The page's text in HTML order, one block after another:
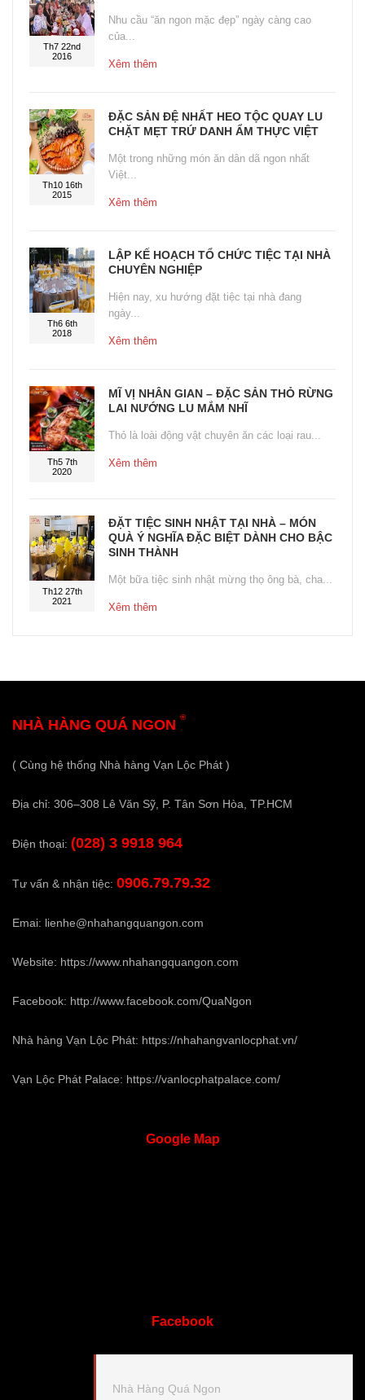
Th7 22nd
2016
Nhu cầu “ăn ngon mặc đẹp” ngày càng cao
của...
Xêm thêm
Th10 16th
2015
ĐẶC SẢN ĐỆ NHẤT HEO TỘC QUAY LU
CHẶT MẸT TRỨ DANH ẨM THỰC VIỆT
Một trong những món ăn dân dã ngon nhất
Việt...
Xêm thêm
Th6 6th
2018
LẬP KẾ HOẠCH TỔ CHỨC TIỆC TẠI NHÀ
CHUYÊN NGHIỆP
Hiện nay, xu hướng đặt tiệc tại nhà đang
ngày...
Xêm thêm
Th5 7th
2020
MĨ VỊ NHÂN GIAN – ĐẶC SẢN THỎ RỪNG
LAI NƯỚNG LU MẮM NHĨ
Thỏ là loài động vật chuyên ăn các loại rau...
Xêm thêm
Th12 27th
2021
ĐẶT TIỆC SINH NHẬT TẠI NHÀ – MÓN
QUÀ Ý NGHĨA ĐẶC BIỆT DÀNH CHO BẬC
SINH THÀNH
Một bữa tiệc sinh nhật mừng thọ ông bà, cha...
Xêm thêm
NHÀ HÀNG QUÁ NGON ®
( Cùng hệ thống Nhà hàng Vạn Lộc Phát )
Địa chỉ: 306–308 Lê Văn Sỹ, P. Tân Sơn Hòa, TP.HCM
Điện thoại: (028) 3 9918 964
Tư vấn & nhận tiệc: 0906.79.79.32
Emai: lienhe@nhahangquangon.com
Website: https://www.nhahangquangon.com
Facebook: http://www.facebook.com/QuaNgon
Nhà hàng Vạn Lộc Phát: https://nhahangvanlocphat.vn/
Vạn Lộc Phát Palace: https://vanlocphatpalace.com/
GoogleMap
Facebook
Nhà Hàng Quá Ngon